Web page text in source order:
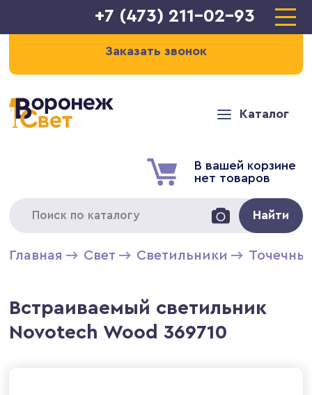
+7 (473) 211-02-93
Заказать звонок
Каталог
В вашей корзине
нет товаров
Найти
Главная Свет Светильники
Встраиваемый светильник
Novotech Wood 369710